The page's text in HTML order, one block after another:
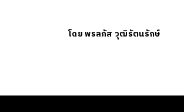
โดยพรลภัส วุฒิรัตนรักษ์